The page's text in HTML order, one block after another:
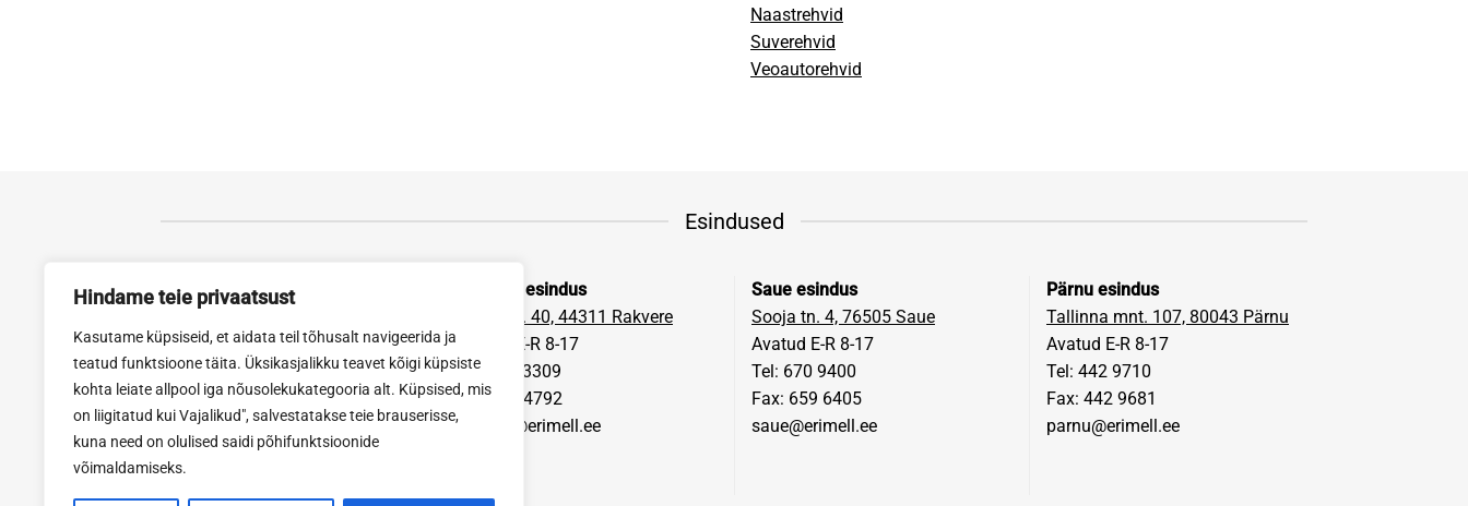
Hindame teie privaatsust
Kasutame küpsiseid, et aidata teil tõhusalt navigeerida ja
teatud funktsioone täita. Üksikasjalikku teavet kõigi küpsiste
kohta leiate allpool iga nõusolekukategooria alt. Küpsised, mis
on liigitatud kui Vajalikud", salvestatakse teie brauserisse,
kuna need on olulised saidi põhifunktsioonide
võimaldamiseks.
Naastrehvid
Suverehvid
Veoautorehvid
Esindused
Tartu esindus
Avatud E-R 8-18, L 10-15
Tel. 740 0455
Fax: 740 0454
erimell@erimell.ee
Rakvere esindus
Narva tn. 40, 44311 Rakvere
Avatud E-R 8-17
Tel: 322 3309
Fax 322 4792
rakvere@erimell.ee
Saue esindus
Sooja tn. 4, 76505 Saue
Avatud E-R 8-17
Tel: 670 9400
Fax: 659 6405
saue@erimell.ee
Pärnu esindus
Tallinna mnt. 107, 80043 Pärnu
Avatud E-R 8-17
Tel: 442 9710
Fax: 442 9681
parnu@erimell.ee